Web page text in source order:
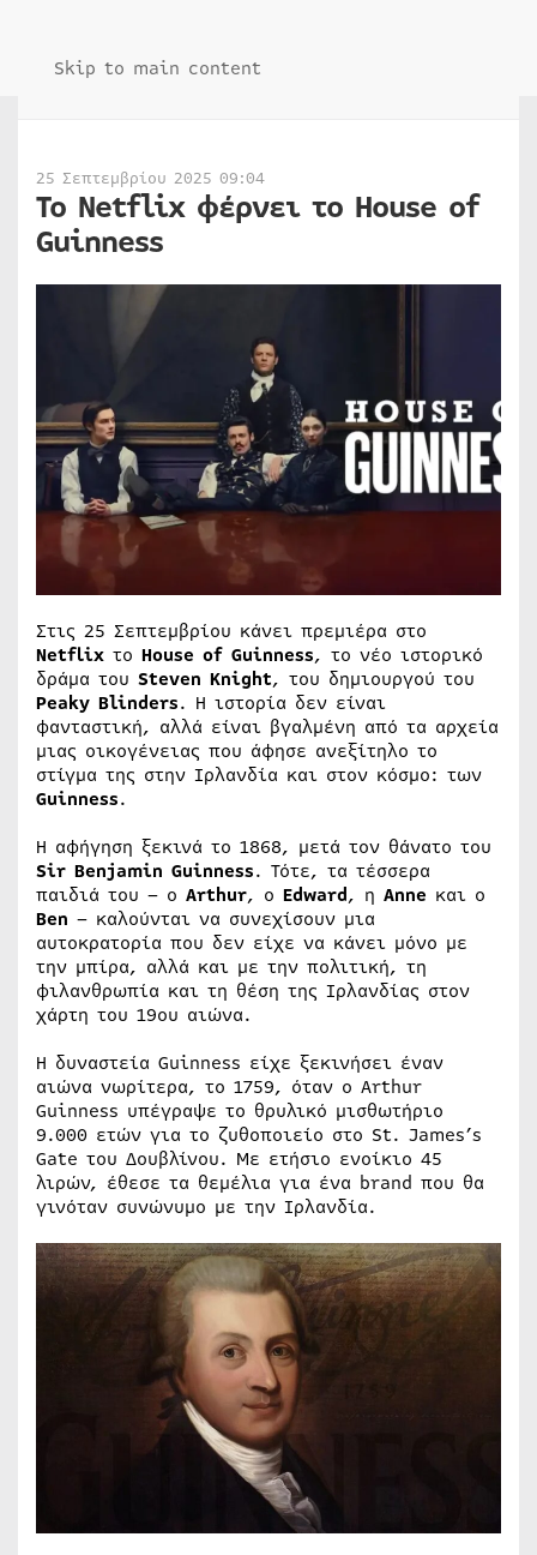
Skip to main content
25 Σεπτεμβρίου 2025 09:04
Το Netflix φέρνει το House of
Guinness
Στις 25 Σεπτεμβρίου κάνει πρεμιέρα στο
Netflix το House of Guinness, το νέο ιστορικό
δράμα του Steven Knight, του δημιουργού του
Peaky Blinders. Η ιστορία δεν είναι
φανταστική, αλλά είναι βγαλμένη από τα αρχεία
μιας οικογένειας που άφησε ανεξίτηλο το
στίγμα της στην Ιρλανδία και στον κόσμο: των
Guinness.
Η αφήγηση ξεκινά το 1868, μετά τον θάνατο του
Sir Benjamin Guinness. Τότε, τα τέσσερα
παιδιά του – ο Arthur, ο Edward, η Anne και ο
Ben – καλούνται να συνεχίσουν μια
αυτοκρατορία που δεν είχε να κάνει μόνο με
την μπίρα, αλλά και με την πολιτική, τη
φιλανθρωπία και τη θέση της Ιρλανδίας στον
χάρτη του 19ου αιώνα.
Η δυναστεία Guinness είχε ξεκινήσει έναν
αιώνα νωρίτερα, το 1759, όταν ο Arthur
Guinness υπέγραψε το θρυλικό μισθωτήριο
9.000 ετών για το ζυθοποιείο στο St. James’s
Gate του Δουβλίνου. Με ετήσιο ενοίκιο 45
λιρών, έθεσε τα θεμέλια για ένα brand που θα
γινόταν συνώνυμο με την Ιρλανδία.